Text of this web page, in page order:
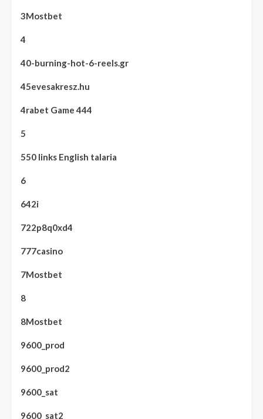
3Mostbet
4
40-burning-hot-6-reels.gr
45evesakresz.hu
4rabet Game 444
5
550 links English talaria
6
642i
722p8q0xd4
777casino
7Mostbet
8
8Mostbet
9600_prod
9600_prod2
9600_sat
9600_sat2